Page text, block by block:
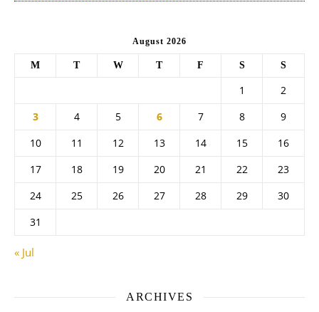
August 2026
M T W T F S S
1
2
3
4 5 6 7 8
9
10
11 12 13 14 15
16
17
18 19 20 21 22
23
24
25 26 27 28 29
30
31
« Jul
ARCHIVES